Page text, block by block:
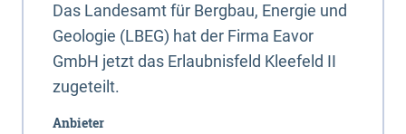
Das Landesamt für Bergbau, Energie und
Geologie (LBEG) hat der Firma Eavor
GmbH jetzt das Erlaubnisfeld Kleefeld II
zugeteilt.
Anbieter